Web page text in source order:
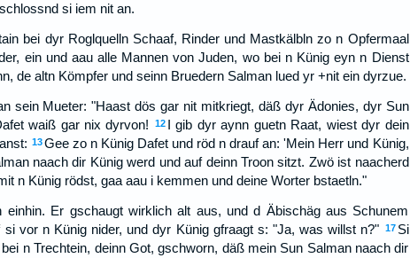
si iem nit an.
bei dyr Roglquelln Schaaf, Rinder und Mastkälbln zo n Opfermaal
ein und aau alle Mannen von Juden, wo bei n Künig eyn n Dienst
de altn Kömpfer und seinn Bruedern Salman lued yr +nit ein dyrzue.
sein Mueter: "Haast dös gar nit mitkriegt, däß dyr Ädonies, dyr Sun
waiß gar nix dyrvon!
12 I gib dyr aynn guetn Raat, wiest dyr dein
13Gee zo n Künig Dafet und röd n drauf an: 'Mein Herr und Künig,
naach dir Künig werd und auf deinn Troon sitzt. Zwö ist naacherd
n Künig rödst, gaa aau i kemmen und deine Worter bstaetln."
Er gschaugt wirklich alt aus, und d Äbischäg aus Schunem
vor n Künig nider, und dyr Künig gfraagt s: "Ja, was willst n?" 17 Si
n Trechtein, deinn Got, gschworn, däß mein Sun Salman naach dir